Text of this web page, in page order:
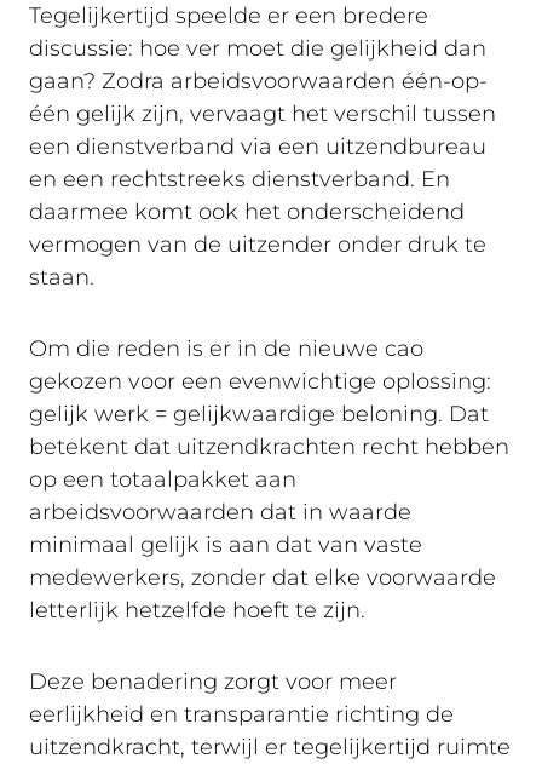
Tegelijkertijd speelde er een bredere
discussie: hoe ver moet die gelijkheid dan
gaan? Zodra arbeidsvoorwaarden één-op-
één gelijk zijn, vervaagt het verschil tussen
een dienstverband via een uitzendbureau
en een rechtstreeks dienstverband. En
daarmee komt ook het onderscheidend
vermogen van de uitzender onder druk te
staan.
Om die reden is er in de nieuwe cao
gekozen voor een evenwichtige oplossing:
gelijk werk = gelijkwaardige beloning. Dat
betekent dat uitzendkrachten recht hebben
op een totaalpakket aan
arbeidsvoorwaarden dat in waarde
minimaal gelijk is aan dat van vaste
medewerkers, zonder dat elke voorwaarde
letterlijk hetzelfde hoeft te zijn.
Deze benadering zorgt voor meer
eerlijkheid en transparantie richting de
uitzendkracht, terwijl er tegelijkertijd ruimte